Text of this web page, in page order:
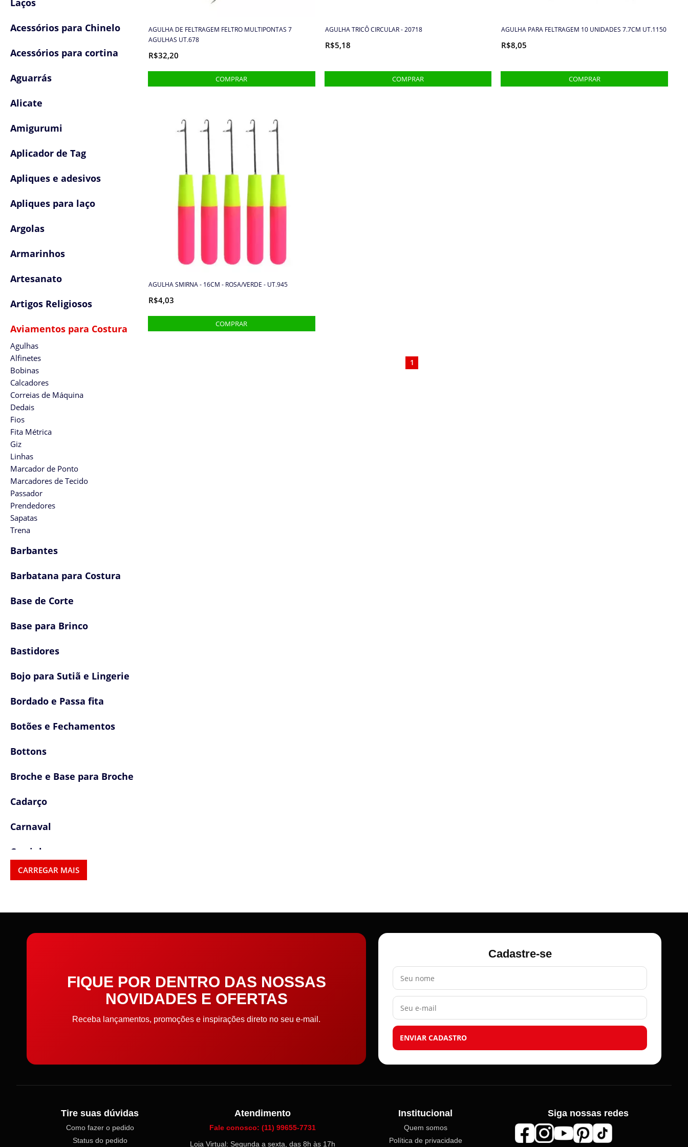
Roma Aviamentos
Laços
Acessórios para Chinelo
Acessórios para cortina
Aguarrás
Alicate
Amigurumi
Aplicador de Tag
Apliques e adesivos
Apliques para laço
Argolas
Armarinhos
Artesanato
Artigos Religiosos
Aviamentos para Costura
Agulhas
Alfinetes
Bobinas
Calcadores
Correias de Máquina
Dedais
Fios
Fita Métrica
Giz
Linhas
Marcador de Ponto
Marcadores de Tecido
Passador
Prendedores
Sapatas
Trena
Barbantes
Barbatana para Costura
Base de Corte
Base para Brinco
Bastidores
Bojo para Sutiã e Lingerie
Bordado e Passa fita
Botões e Fechamentos
Bottons
Broche e Base para Broche
Cadarço
Carnaval
Carrinho
Cartela Adesiva
Cortador de Papel
CARREGAR MAIS
AGULHA DE FELTRAGEM FELTRO MULTIPONTAS 7
AGULHAS UT.678
R$32,20
AGULHA TRICÔ CIRCULAR - 20718
R$5,18
AGULHA PARA FELTRAGEM 10 UNIDADES 7.7CM UT.1150
R$8,05
AGULHA SMIRNA - 16CM - ROSA/VERDE - UT.945
R$4,03
1
FIQUE POR DENTRO DAS NOSSAS
NOVIDADES E OFERTAS
Receba lançamentos, promoções e inspirações direto no seu e-mail.
Cadastre-se
Seu nome
Seu e-mail
ENVIAR CADASTRO
Tire suas dúvidas
Como fazer o pedido
Status do pedido
Atendimento
Fale conosco: (11) 99655-7731
Loja Virtual: Segunda a sexta, das 8h às 17h
Institucional
Quem somos
Política de privacidade
Siga nossas redes